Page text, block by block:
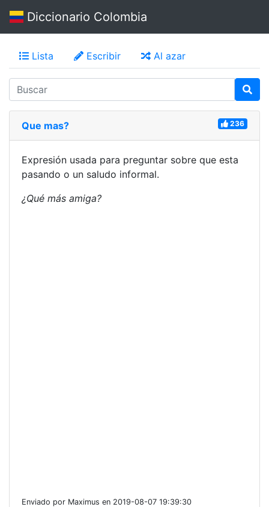
Diccionario Colombia
Lista Escribir Al azar
Que mas? 236
Expresión usada para preguntar sobre que esta
pasando o un saludo informal.
¿Qué más amiga?
Enviado por Maximus en 2019-08-07 19:39:30